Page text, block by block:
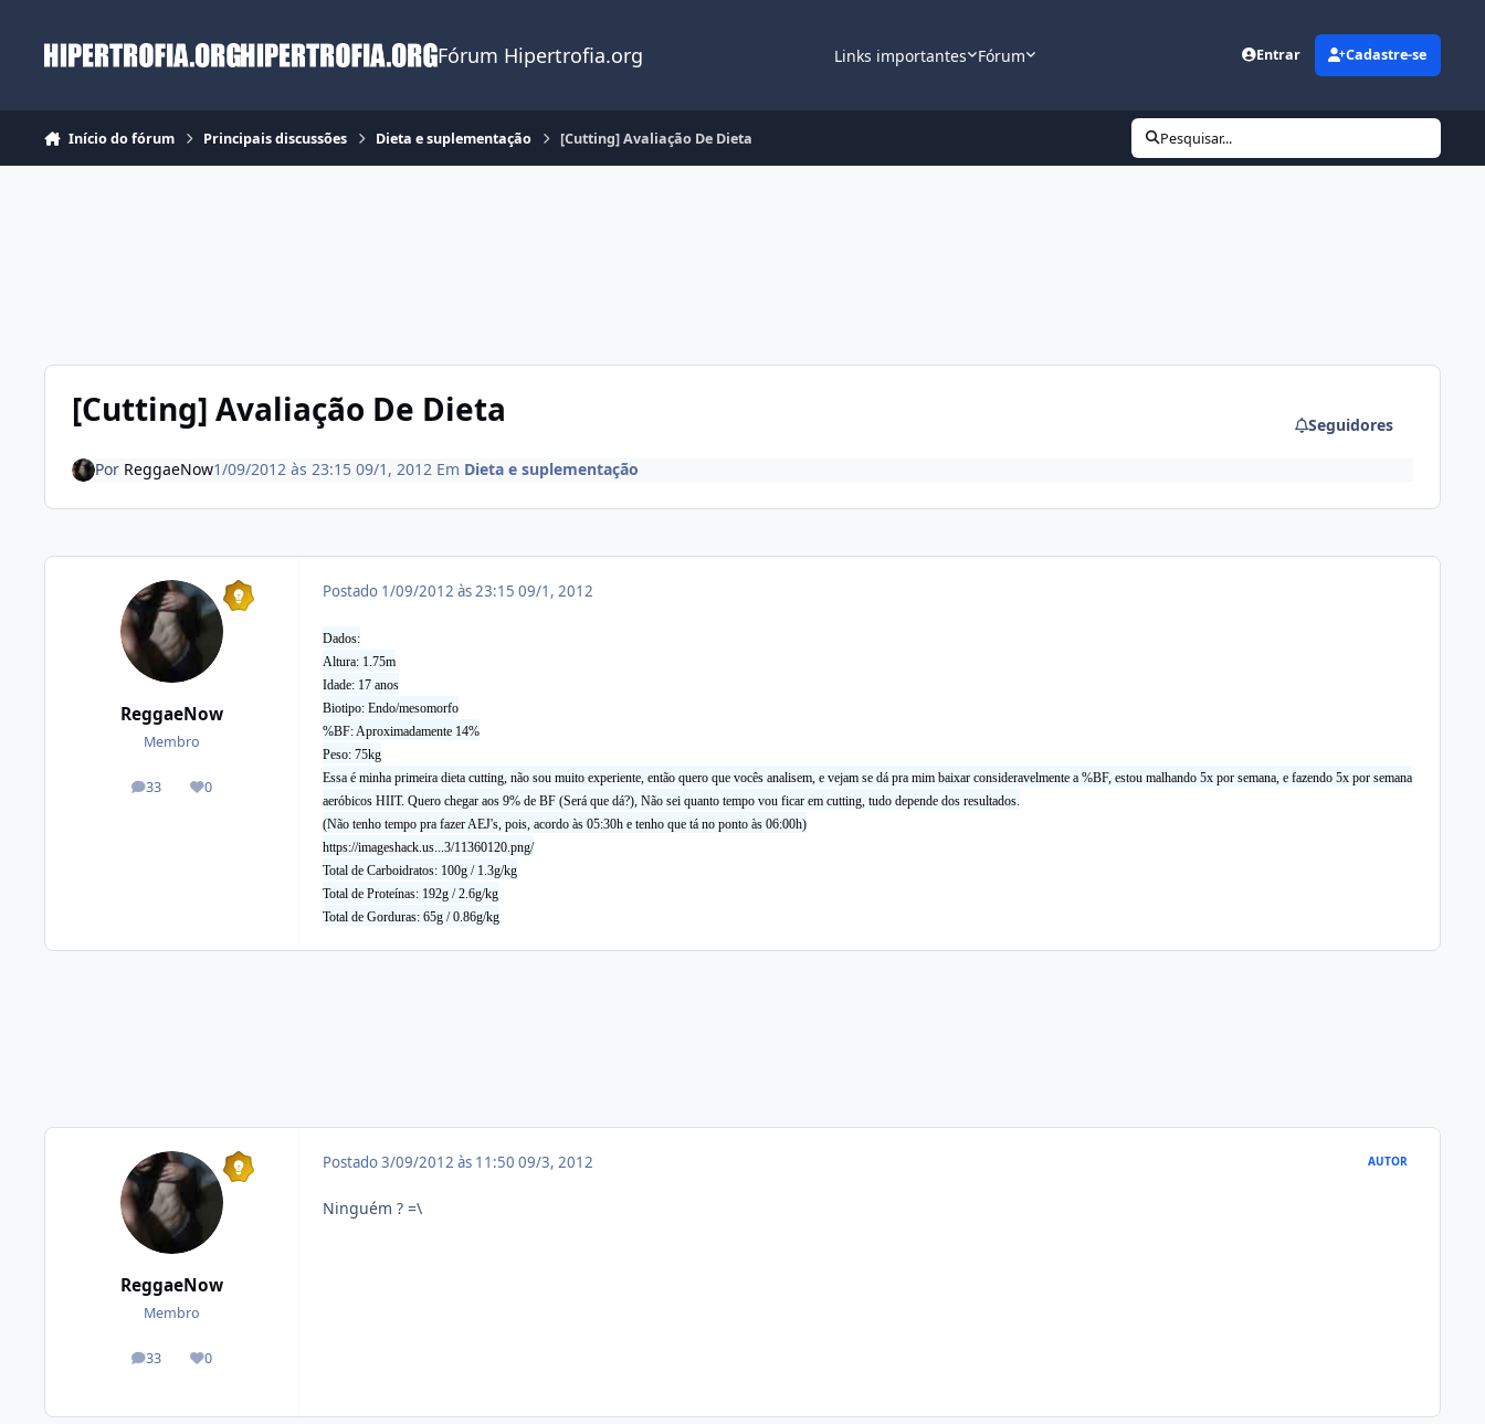
Fórum Hipertrofia.org Links importantes Fórum Entrar Cadastre-se
Início do fórum Principais discussões Dieta e suplementação [Cutting] Avaliação De Dieta Pesquisar...
[Cutting] Avaliação De Dieta Seguidores
Por ReggaeNow1/09/2012 às 23:15 09/1, 2012 Em Dieta e suplementação
ReggaeNow
Membro
33
posts 0
Reputação
Postado 1/09/2012 às 23:15 09/1, 2012
Dados:
Altura: 1.75m
Idade: 17 anos
Biotipo: Endo/mesomorfo
%BF: Aproximadamente 14%
Peso: 75kg
Essa é minha primeira dieta cutting, não sou muito experiente, então quero que vocês analisem, e vejam se dá pra mim baixar consideravelmente a %BF, estou malhando 5x por semana, e fazendo 5x por semana
aeróbicos HIIT. Quero chegar aos 9% de BF (Será que dá?), Não sei quanto tempo vou ficar em cutting, tudo depende dos resultados.
(Não tenho tempo pra fazer AEJ's, pois, acordo às 05:30h e tenho que tá no ponto às 06:00h)
https://imageshack.us...3/11360120.png/
Total de Carboidratos: 100g / 1.3g/kg
Total de Proteínas: 192g / 2.6g/kg
Total de Gorduras: 65g / 0.86g/kg
ReggaeNow
Membro
33
posts 0
Reputação
Postado3/09/2012 às 11:50 09/3, 2012 AUTOR
Ninguém ? =\